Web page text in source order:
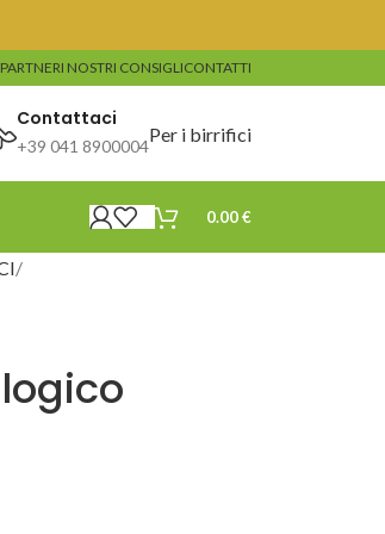
PARTNERI NOSTRI CONSIGLICONTATTI
Contattaci
+39 041 8900004
Per i birrifici
0.00€